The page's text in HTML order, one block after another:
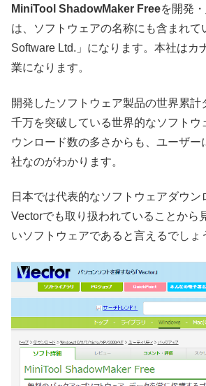
MiniTool ShadowMaker Freeを開発
は、ソフトウェアの名称にも含まれて
Software Ltd.」になります。本社はカ
業になります。
開発したソフトウェア製品の世界累計
千万を突破している世界的なソフトウ
ウンロード数の多さからも、ユーザー
社なのがわかります。
日本では代表的なソフトウェアダウン
Vectorでも取り扱われていることから
いソフトウェアであると言えるでしょ